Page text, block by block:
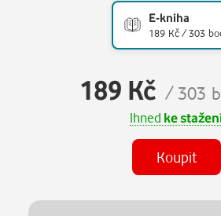
E-kniha
189 Kč / 303
189 Kč / 303
Ihned ke
Koupit